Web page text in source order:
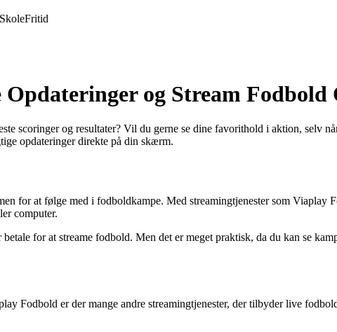
SkoleFritid
og Stream Fodbold
scoringer og resultater? Vil du gerne se dine favorithold i aktion, selv
opdateringer direkte på din skærm.
for at følge med i fodboldkampe. Med streamingtjenester som Viaplay
computer.
for at streame fodbold. Men det er meget praktisk, da du kan se
Fodbold er der mange andre streamingtjenester, der tilbyder live